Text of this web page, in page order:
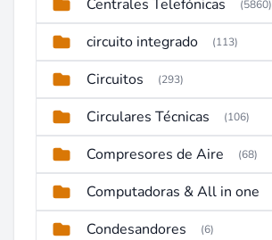
Centrales Telefónicas (5860)
circuito integrado (113)
Circuitos (293)
Circulares Técnicas (106)
Compresores de Aire (68)
Computadoras & All in one
Condesandores (6)